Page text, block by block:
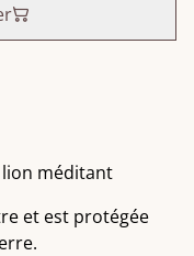
méditant
et est protégée